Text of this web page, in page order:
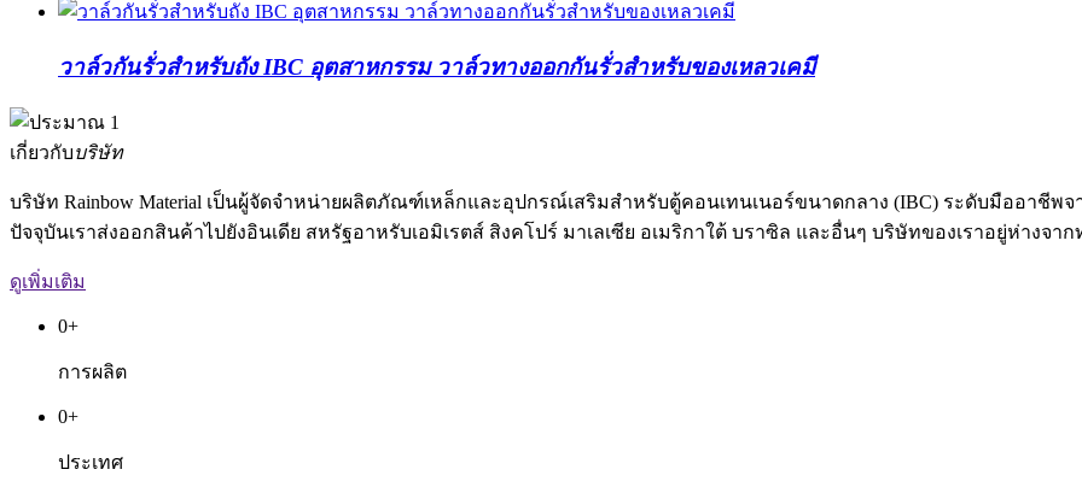
วาล์วกันรั่วสำหรับถัง IBC อุตสาหกรรม วาล์วทางออกกันรั่วสำหรับของเหลวเคมี
เกี่ยวกับบริษัท
บริษัท Rainbow Material เป็นผู้จัดจำหน่ายผลิตภัณฑ์เหล็กและอุปกรณ์เสริมสำหรับตู้คอนเทนเนอร์ขนาดกลาง (IBC) ระดับมืออาชีพจ
ปัจจุบันเราส่งออกสินค้าไปยังอินเดีย สหรัฐอาหรับเอมิเรตส์ สิงคโปร์ มาเลเซีย อเมริกาใต้ บราซิล และอื่นๆ บริษัทของเราอยู่ห่างจา
ดูเพิ่มเติม
0+
การผลิต
0+
ประเทศ